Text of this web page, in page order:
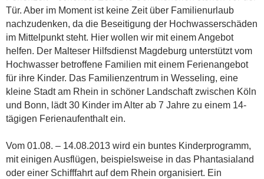
Tür. Aber im Moment ist keine Zeit über Familienurlaub
nachzudenken, da die Beseitigung der Hochwasserschäden
im Mittelpunkt steht. Hier wollen wir mit einem Angebot
helfen. Der Malteser Hilfsdienst Magdeburg unterstützt vom
Hochwasser betroffene Familien mit einem Ferienangebot
für ihre Kinder. Das Familienzentrum in Wesseling, eine
kleine Stadt am Rhein in schöner Landschaft zwischen Köln
und Bonn, lädt 30 Kinder im Alter ab 7 Jahre zu einem 14-
tägigen Ferienaufenthalt ein.
Vom 01.08. – 14.08.2013 wird ein buntes Kinderprogramm,
mit einigen Ausflügen, beispielsweise in das Phantasialand
oder einer Schifffahrt auf dem Rhein organisiert. Ein